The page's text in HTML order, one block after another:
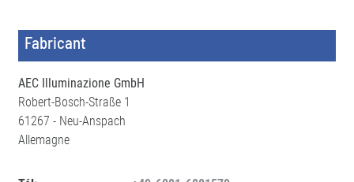
Fabricant
AEC Illuminazione GmbH
Robert-Bosch-Straße 1
61267 - Neu-Anspach
Allemagne